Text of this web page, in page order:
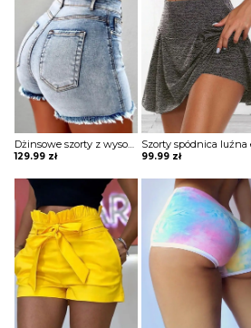
Dżinsowe szorty z wysokim stanem i frędzlami Barb
129.99 zł 99.99 zł